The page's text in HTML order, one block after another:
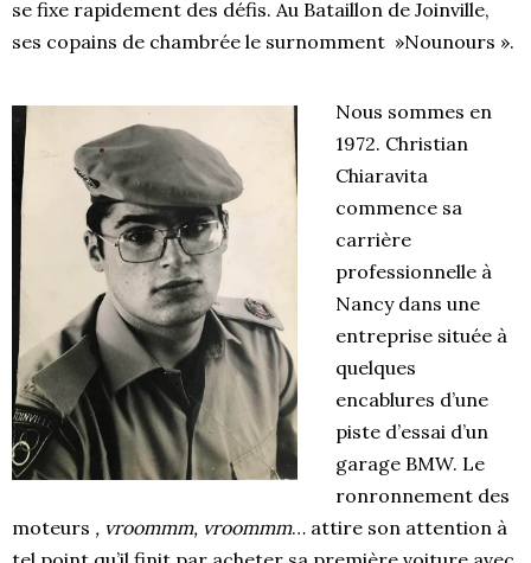
se fixe rapidement des défis. Au Bataillon de Joinville,
ses copains de chambrée le surnomment »Nounours ».
Nous sommes en
1972. Christian
Chiaravita
commence sa
carrière
professionnelle à
Nancy dans une
entreprise située à
quelques
encablures d’une
piste d’essai d’un
garage BMW. Le
ronronnement des
moteurs , vroommm, vroommm… attire son attention à